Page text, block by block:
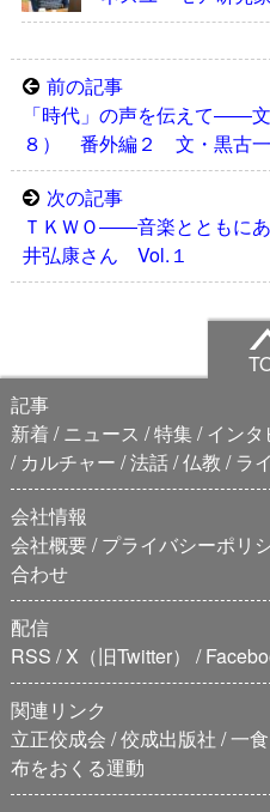
前の記事
「時代」の声を伝えて――
８） 番外編２ 文・黒古一
次の記事
ＴＫＷＯ――音楽とともに
井弘康さん Vol.１
記事
新着
ニュース 特集 インタ
カルチャー 法話 仏教 ラ
会社情報
会社概要 プライバシーポリ
合わせ
配信
RSS X（旧Twitter）
関連リンク
立正佼成会 佼成出版社 一
布をおくる運動